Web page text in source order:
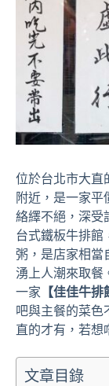
位於台北市大直
附近，是一家平
絡繹不絕，深受
台式鐵板牛排館
粥，是店家相當
湧上人潮來取餐
一家 【佳佳牛排
吧與主餐的菜色
直的才有，若想
文章目錄